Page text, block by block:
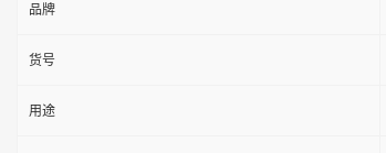
品牌
货号
用途